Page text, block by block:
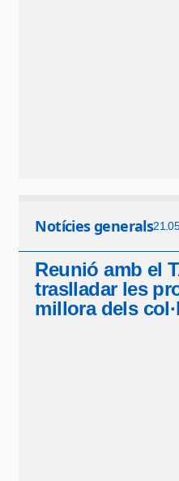
Notícies generals
Reunió amb el
traslladar les
millora dels